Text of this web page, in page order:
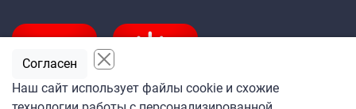
Наш сайт использует файлы cookie и схожие
Согласен